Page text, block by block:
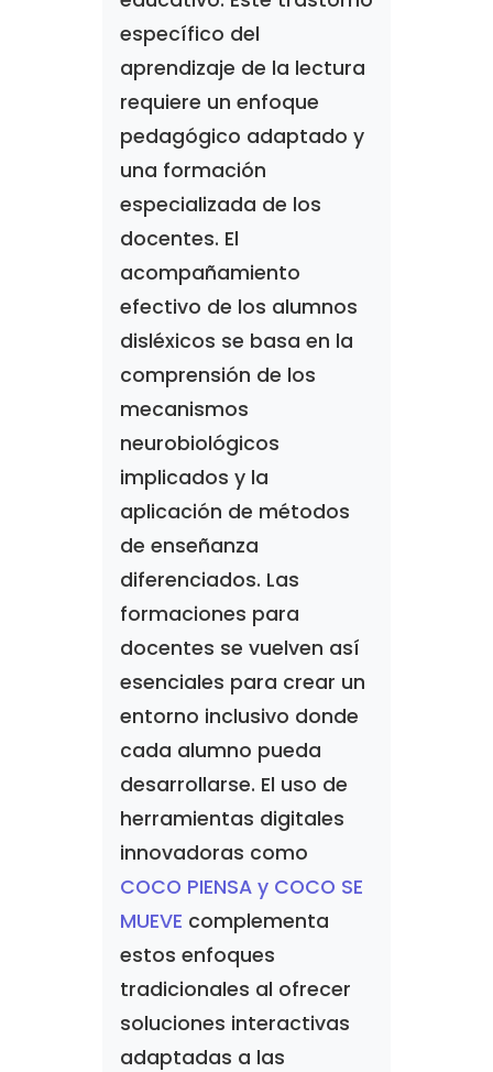
específico del
aprendizaje de la lectura
requiere un enfoque
pedagógico adaptado y
una formación
especializada de los
docentes. El
acompañamiento
efectivo de los alumnos
disléxicos se basa en la
comprensión de los
mecanismos
neurobiológicos
implicados y la
aplicación de métodos
de enseñanza
diferenciados. Las
formaciones para
docentes se vuelven así
esenciales para crear un
entorno inclusivo donde
cada alumno pueda
desarrollarse. El uso de
herramientas digitales
innovadoras como
COCO PIENSA y COCO SE
MUEVE complementa
estos enfoques
tradicionales al ofrecer
soluciones interactivas
adaptadas a las